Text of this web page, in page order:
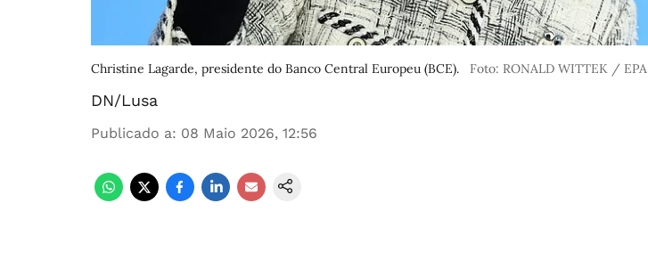
Christine Lagarde, presidente do Banco Central Europeu (BCE). Foto: RONALD WITTEK / EPA
DN/Lusa
Publicado a: 08 Maio 2026, 12:56